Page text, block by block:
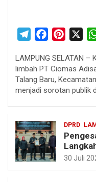
l
e
g
m
c
e
b
k
n
t
e
s
t
LAMPUNG SELATAN
limbah PT Ciomas
Talang Baru,
menjadi sorotan publik
DPRD
dan
30 Juli